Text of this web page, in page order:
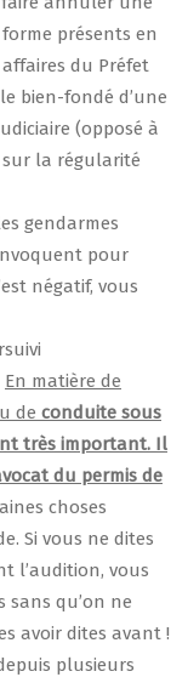
présents en
du Préfet
bien-fondé d’une
(opposé à
la régularité
gendarmes
pour
négatif, vous
En matière de
de conduite sous
très important. Il
du permis de
choses
Si vous ne dites
l’audition, vous
sans qu’on ne
avoir dites avant !
plusieurs